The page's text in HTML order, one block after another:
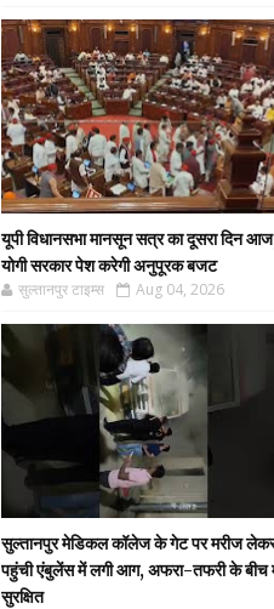
यूपी विधानसभा मानसून सत्र का दूसरा दिन
योगी सरकार पेश करेगी अनुपूरक बजट
सुल्तानपुर टाइम्स Aug 04, 2026
सुल्तानपुर मेडिकल कॉलेज के गेट पर मरीज
पहुंची एंबुलेंस में लगी आग, अफरा-तफरी के बीच
सुरक्षित